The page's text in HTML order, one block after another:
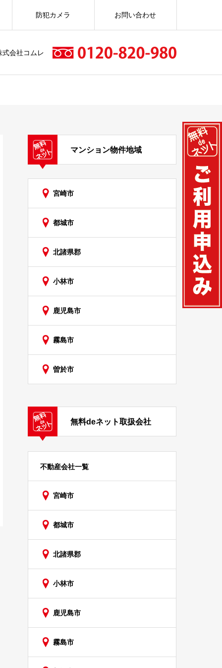
会社コムレ
防犯カメラ お問い合わせ
マンション物件地域
宮崎市
都城市
北諸県郡
小林市
鹿児島市
霧島市
曽於市
無料deネット取扱会社
不動産会社一覧
宮崎市
都城市
北諸県郡
小林市
鹿児島市
霧島市